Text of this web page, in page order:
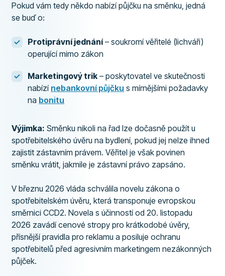
Pokud vám tedy někdo nabízí půjčku na směnku, jedná
se buď o:
Protiprávní jednání– soukromí věřitelé (lichváři)
operující mimo zákon
Marketingový trik – poskytovatel ve skutečnosti
nabízí nebankovní půjčku s mírnějšími požadavky
na bonitu
Výjimka: Směnku nikoli na řad lze dočasně použít u
spotřebitelského úvěru na bydlení, pokud jej nelze ihned
zajistit zástavním právem. Věřitel je však povinen
směnku vrátit, jakmile je zástavní právo zapsáno.
V březnu 2026 vláda schválila novelu zákona o
spotřebitelském úvěru, která transponuje evropskou
směrnici CCD2. Novela s účinností od 20. listopadu
2026 zavádí cenové stropy pro krátkodobé úvěry,
přísnější pravidla pro reklamu a posiluje ochranu
spotřebitelů před agresivním marketingem nezákonných
půjček.